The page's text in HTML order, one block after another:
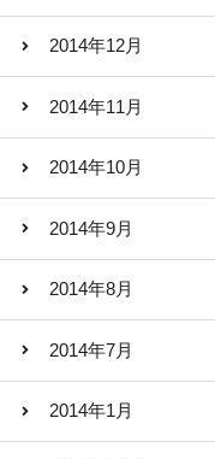
2014年12月
2014年11月
2014年10月
2014年9月
2014年8月
2014年7月
2014年1月